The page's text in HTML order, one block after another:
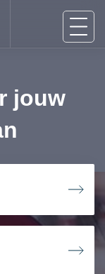
jouw